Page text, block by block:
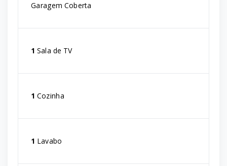
Garagem Coberta
1 Sala de TV
1 Cozinha
1 Lavabo